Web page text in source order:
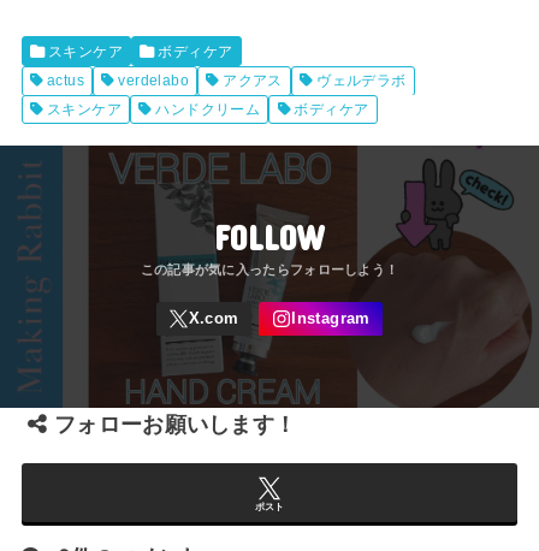
スキンケア
ボディケア
actus
verdelabo アクアス
ヴェルデラボ
スキンケア
ハンドクリーム ボディケア
FOLLOW
フォローお願いします！
ポスト